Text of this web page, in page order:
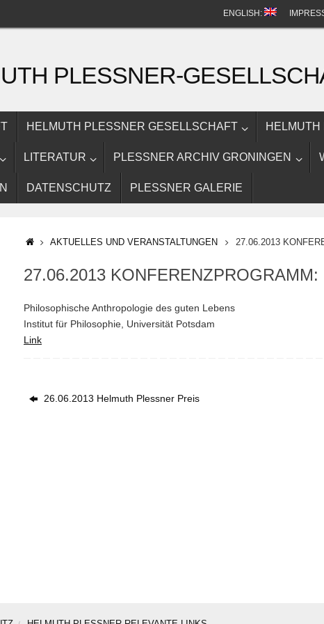
ENGLISH:
PLESSNER-
HELMUTH PLESSNER GESELLSCHAFT
LITERATUR PLESSNER ARCHIV GRONINGEN
DATENSCHUTZ PLESSNER GALERIE
STARTSEITE
AKTUELLES UND VERANSTALTUNGEN 27.06.2013
27.06.2013
Philosophische Anthropologie des guten Lebens
Institut für Philosophie, Universität Potsdam
Link
26.06.2013 Helmuth Plessner Preis